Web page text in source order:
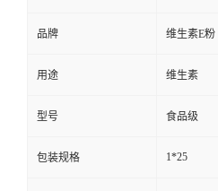
品牌 维生素E粉
用途 维生素
型号 食品级
包装规格 1*25